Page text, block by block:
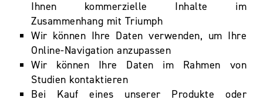
Ihnen kommerzielle Inhalte im
Zusammenhang mit Triumph
Wir können Ihre Daten verwenden, um Ihre
Online-Navigation anzupassen
Wir können Ihre Daten im Rahmen von
Studien kontaktieren
Bei Kauf eines unserer Produkte oder